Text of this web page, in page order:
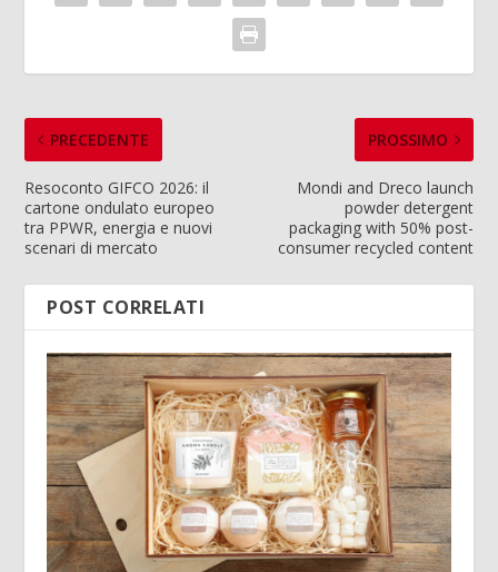
PRECEDENTE
Resoconto GIFCO 2026: il
cartone ondulato europeo
tra PPWR, energia e nuovi
scenari di mercato
PROSSIMO
Mondi and Dreco launch
powder detergent
packaging with 50% post-
consumer recycled content
POST CORRELATI